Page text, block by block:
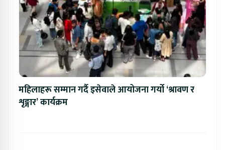
महिलाहरू सम्मान गर्दै इसेवाले आयोजना गर्यो ‘श्रावण र
शृङ्गार’ कार्यक्रम